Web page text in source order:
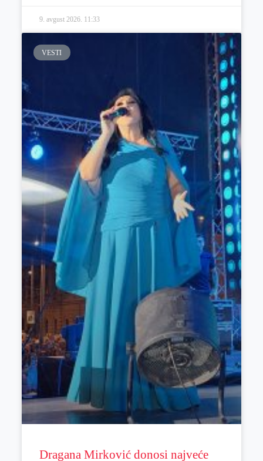
9. avgust 2026. 11:33
VESTI
Dragana Mirković donosi najveće